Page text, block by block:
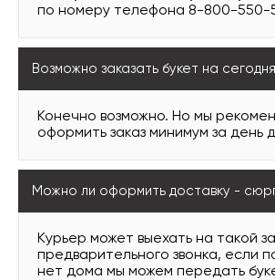
по номеру телефона 8-800-550-
Возможно заказать букет на
Конечно возможно. Но мы
оформить заказ минимум за день
Можно ли оформить доставку -
Курьер может выехать на такой
предварительного звонка, если
нет дома мы можем передать